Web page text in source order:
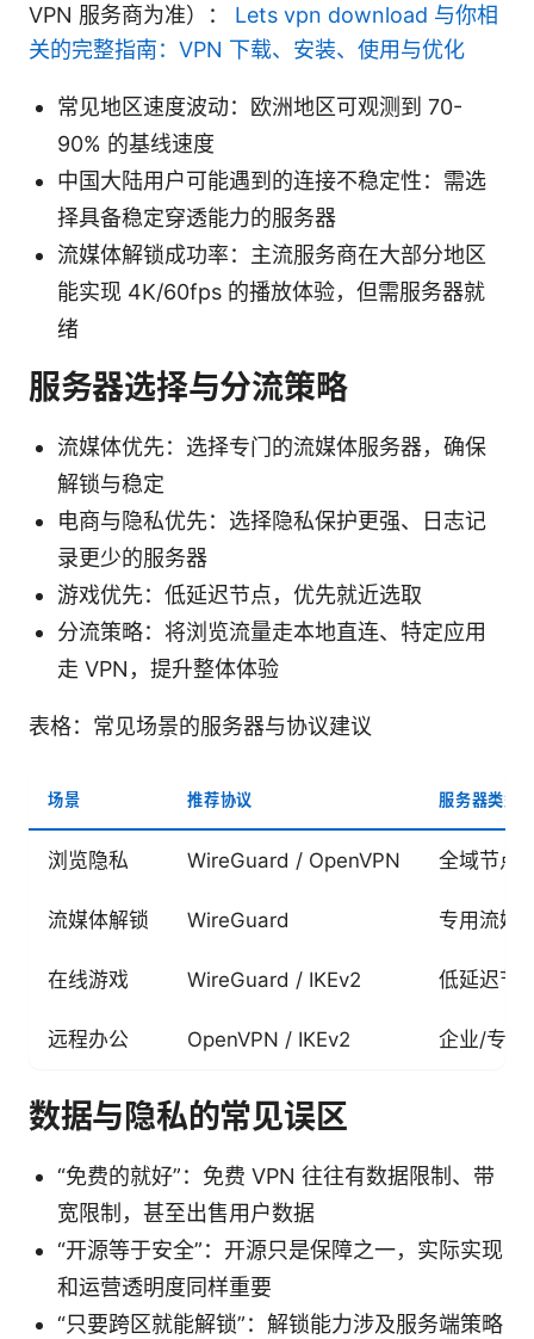
VPN 服务商为准）： Lets vpn download 与你相
关的完整指南：VPN 下载、安装、使用与优化
常见地区速度波动：欧洲地区可观测到 70-
90% 的基线速度
中国大陆用户可能遇到的连接不稳定性：需选
择具备稳定穿透能力的服务器
流媒体解锁成功率：主流服务商在大部分地区
能实现 4K/60fps 的播放体验，但需服务器就
绪
服务器选择与分流策略
流媒体优先：选择专门的流媒体服务器，确保
解锁与稳定
电商与隐私优先：选择隐私保护更强、日志记
录更少的服务器
游戏优先：低延迟节点，优先就近选取
分流策略：将浏览流量走本地直连、特定应用
走 VPN，提升整体体验
表格：常见场景的服务器与协议建议
场景 推荐协议 服务器类型
浏览隐私 WireGuard / OpenVPN 全域节点
流媒体解锁 WireGuard 专用流媒
在线游戏 WireGuard / IKEv2 低延迟节
远程办公 OpenVPN / IKEv2 企业/专用
数据与隐私的常见误区
“免费的就好”：免费 VPN 往往有数据限制、带
宽限制，甚至出售用户数据
“开源等于安全”：开源只是保障之一，实际实现
和运营透明度同样重要
“只要跨区就能解锁”：解锁能力涉及服务端策略